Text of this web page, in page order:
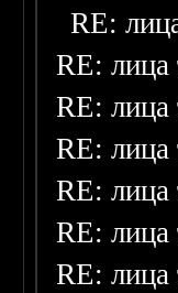
RE:
RE: лица
RE: лица
RE: лица
RE: лица
RE: лица
RE: лица